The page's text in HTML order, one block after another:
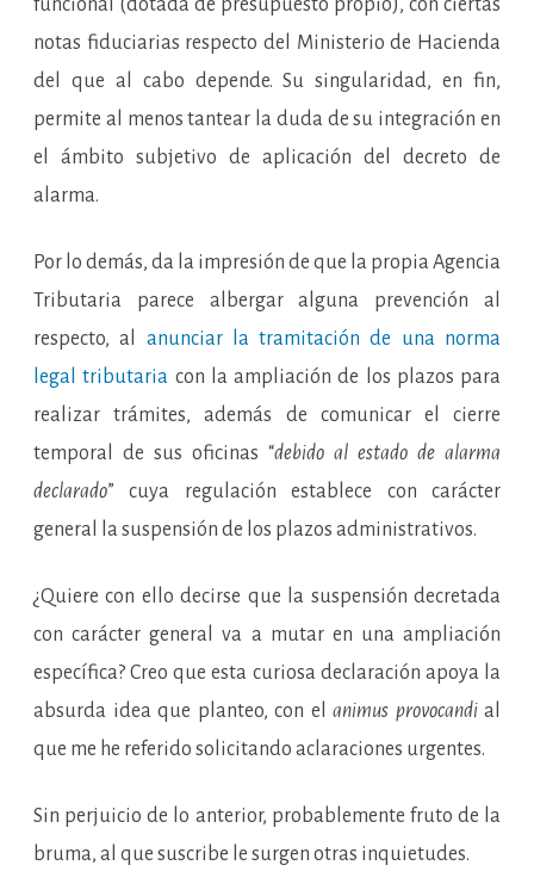
funcional (dotada de presupuesto propio), con ciertas
notas fiduciarias respecto del Ministerio de Hacienda
del que al cabo depende. Su singularidad, en fin,
permite al menos tantear la duda de su integración en
el ámbito subjetivo de aplicación del decreto de
alarma.
Por lo demás, da la impresión de que la propia Agencia
Tributaria parece albergar alguna prevención al
respecto, al anunciar la tramitación de una norma
legal tributaria con la ampliación de los plazos para
realizar trámites, además de comunicar el cierre
temporal de sus oficinas “debido al estado de alarma
declarado” cuya regulación establece con carácter
general la suspensión de los plazos administrativos.
¿Quiere con ello decirse que la suspensión decretada
con carácter general va a mutar en una ampliación
específica? Creo que esta curiosa declaración apoya la
absurda idea que planteo, con el animus provocandial
que me he referido solicitando aclaraciones urgentes.
Sin perjuicio de lo anterior, probablemente fruto de la
bruma, al que suscribe le surgen otras inquietudes.